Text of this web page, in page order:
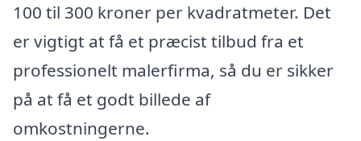
100 til 300 kroner per kvadratmeter. Det
er vigtigt at få et præcist tilbud fra et
professionelt malerfirma, så du er sikker
på at få et godt billede af
omkostningerne.